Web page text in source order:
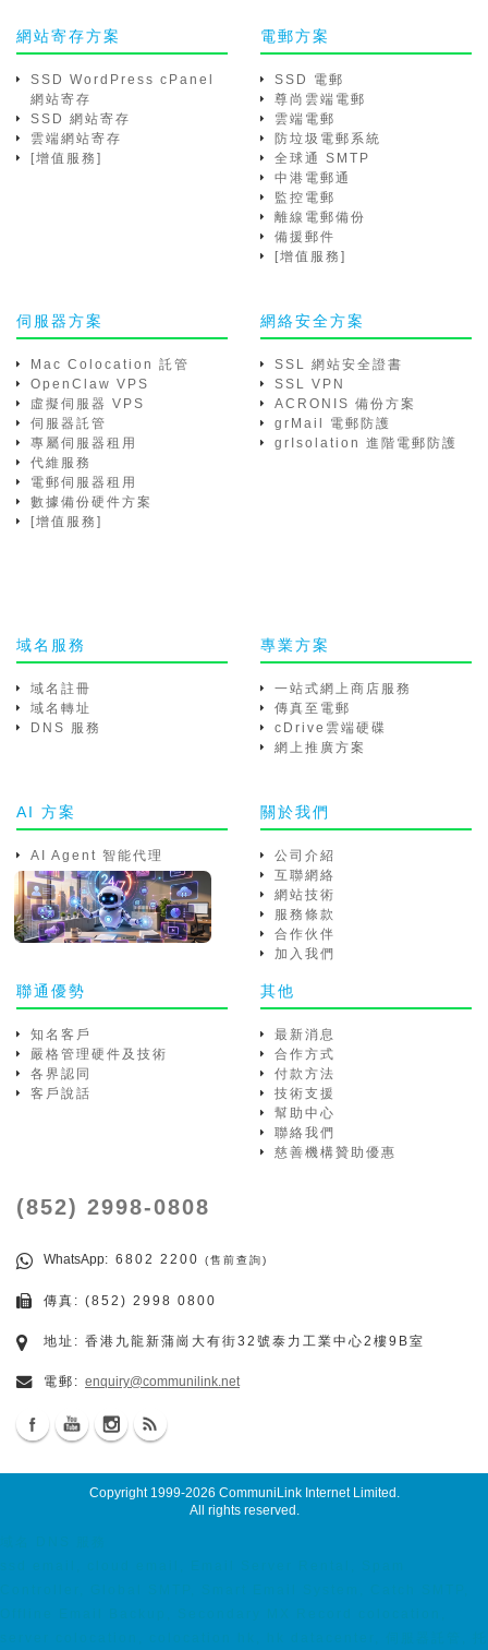
網站寄存方案
SSD WordPress cPanel
網站寄存
SSD 網站寄存
雲端網站寄存
[增值服務]
電郵方案
SSD 電郵
尊尚雲端電郵
雲端電郵
防垃圾電郵系統
全球通 SMTP
中港電郵通
監控電郵
離線電郵備份
備援郵件
[增值服務]
伺服器方案
Mac Colocation 託管
OpenClaw VPS
虛擬伺服器 VPS
伺服器託管
專屬伺服器租用
代維服務
電郵伺服器租用
數據備份硬件方案
[增值服務]
網絡安全方案
SSL 網站安全證書
SSL VPN
ACRONIS 備份方案
grMail 電郵防護
grIsolation 進階電郵防護
域名服務
域名註冊
域名轉址
DNS 服務
專業方案
一站式網上商店服務
傳真至電郵
cDrive雲端硬碟
網上推廣方案
AI 方案
AI Agent 智能代理
關於我們
公司介紹
互聯網絡
網站技術
服務條款
合作伙伴
加入我們
聯通優勢
知名客戶
嚴格管理硬件及技術
各界認同
客戶說話
其他
最新消息
合作方式
付款方法
技術支援
幫助中心
聯絡我們
慈善機構贊助優惠
(852) 2998-0808
WhatsApp: 6802 2200 (售前查詢)
傳真: (852) 2998 0800
地址: 香港九龍新蒲崗大有街32號泰力工業中心2樓9B室
電郵: enquiry@communilink.net
Copyright 1999-2026 CommuniLink Internet Limited .
All rights reserved.